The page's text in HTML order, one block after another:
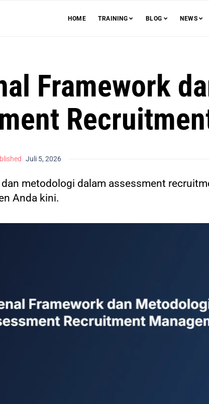
HOME TRAINING BLOG NEWS
Framework
Juli 5, 2026
metodologi dalam assessment
Anda kini.